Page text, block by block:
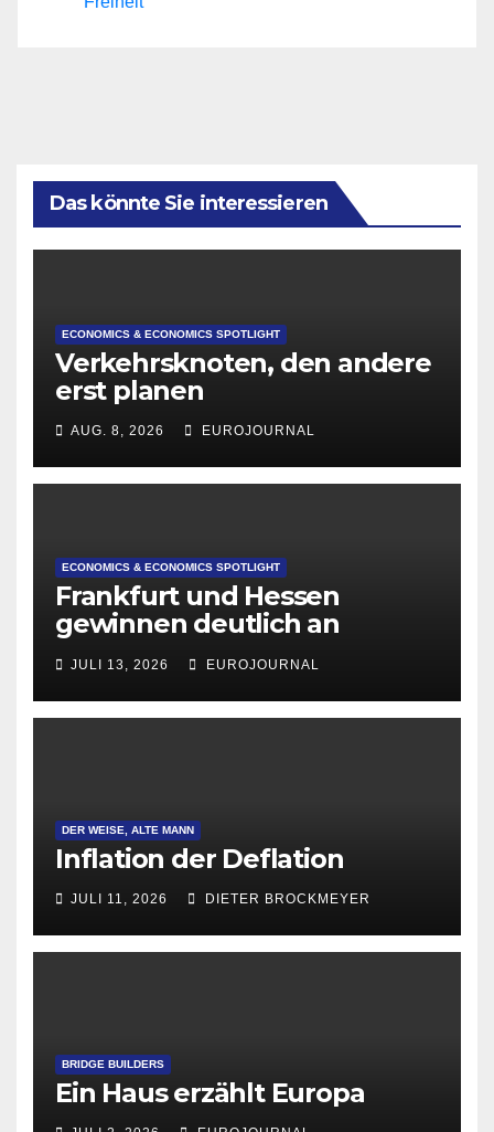
Das könnte Sie interessieren
ECONOMICS & ECONOMICS SPOTLIGHT
Verkehrsknoten, den andere
erst planen
AUG. 8, 2026 EUROJOURNAL
ECONOMICS & ECONOMICS SPOTLIGHT
Frankfurt und Hessen
gewinnen deutlich an
Attraktivität für Startup-
Gründungen
JULI 13, 2026 EUROJOURNAL
DER WEISE, ALTE MANN
Inflation der Deflation
JULI 11, 2026 DIETER BROCKMEYER
BRIDGE BUILDERS
Ein Haus erzählt Europa